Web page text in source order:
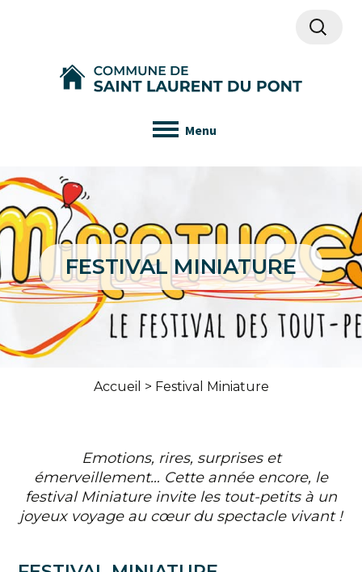
Menu
FESTIVAL MINIATURE
Accueil > Festival Miniature
Emotions, rires, surprises et
émerveillement… Cette année encore, le
festival Miniature invite les tout-petits à un
joyeux voyage au cœur du spectacle vivant !